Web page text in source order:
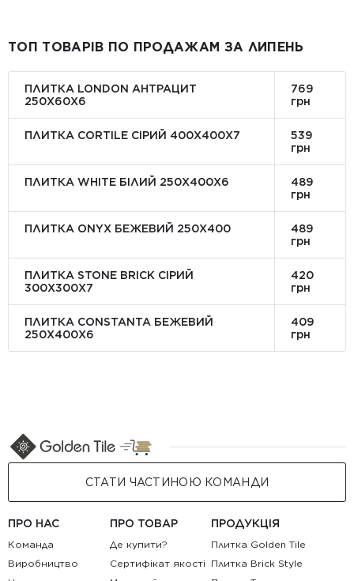
ТОП ТОВАРІВ ПО ПРОДАЖАМ ЗА ЛИПЕНЬ
ПЛИТКА LONDON АНТРАЦИТ
250Х60Х6
769
грн
ПЛИТКА CORTILE СІРИЙ 400X400X7
539
грн
ПЛИТКА WHITE БІЛИЙ 250Х400Х6
489
грн
ПЛИТКА ONYX БЕЖЕВИЙ 250X400
489
грн
ПЛИТКА STONE BRICK СІРИЙ
300Х300X7
420
грн
ПЛИТКА CONSTANTA БЕЖЕВИЙ
250Х400X6
409
грн
СТАТИ ЧАСТИНОЮ КОМАНДИ
ПРО НАС
Команда
Виробництво
ПРО ТОВАР
Де купити?
Сертифікат якості
ПРОДУКЦІЯ
Плитка Golden Tile
Плитка Brick Style